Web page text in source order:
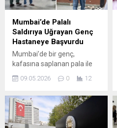
Mumbai’de Palalı
Saldırıya Uğrayan Genç
Hastaneye Başvurdu
Mumbai’de bir genç,
kafasına saplanan pala ile
travma servisinde tedavi için
başvurdu. Olayın ardından
başında sol tarafa
saplanmış büyük bir pala
olduğu görüldü. İlginç olan
09.05.2026 0 12